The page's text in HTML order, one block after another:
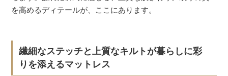
を高めるディテールが、ここにあります。
繊細なステッチと上質なキルトが暮らしに彩
りを添えるマットレス